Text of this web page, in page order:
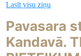
Lasīt visu ziņu
Pavasara
Kandavā.